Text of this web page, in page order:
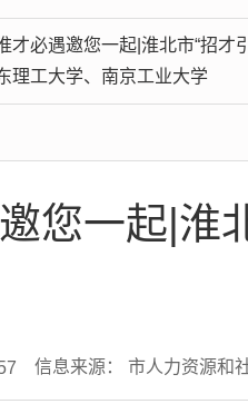
才必遇邀您一起|淮北市“招才
理工大学、南京工业大学
您一起|淮
信息来源： 市人力资源和